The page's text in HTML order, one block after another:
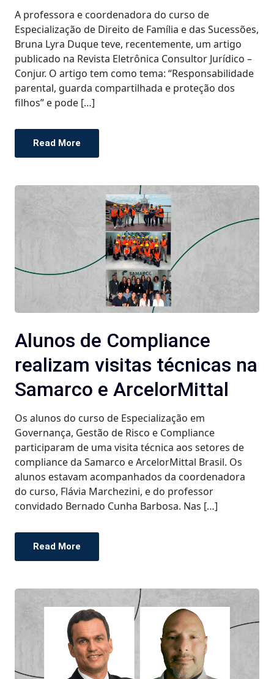
A professora e coordenadora do curso de
Especialização de Direito de Família e das Sucessões,
Bruna Lyra Duque teve, recentemente, um artigo
publicado na Revista Eletrônica Consultor Jurídico –
Conjur. O artigo tem como tema: “Responsabilidade
parental, guarda compartilhada e proteção dos
filhos” e pode […]
Read More
Alunos de Compliance
realizam visitas técnicas na
Samarco e ArcelorMittal
Os alunos do curso de Especialização em
Governança, Gestão de Risco e Compliance
participaram de uma visita técnica aos setores de
compliance da Samarco e ArcelorMittal Brasil. Os
alunos estavam acompanhados da coordenadora
do curso, Flávia Marchezini, e do professor
convidado Bernado Cunha Barbosa. Nas […]
Read More